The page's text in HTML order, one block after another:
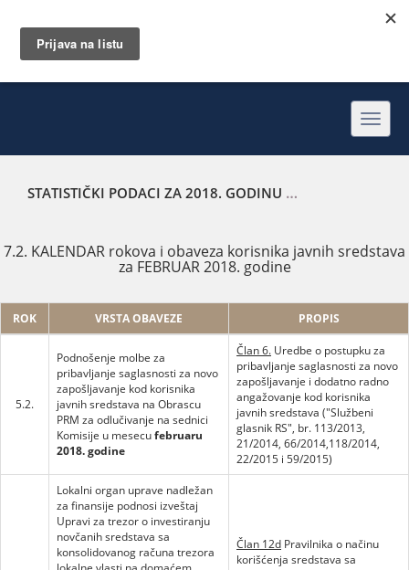
STATISTIČKI PODACI ZA 2018. GODINU
7.2. KALENDAR rokova i obaveza korisnika javnih sredstava
za FEBRUAR 2018. godine
ROK VRSTA OBAVEZE PROPIS
5.2.
Podnošenje molbe za
pribavljanje saglasnosti za novo
zapošljavanje kod korisnika
javnih sredstava na Obrascu
PRM za odlučivanje na sednici
Komisije u mesecufebruaru
2018. godine
Član 6. Uredbe o postupku za
pribavljanje saglasnosti za novo
zapošljavanje i dodatno radno
angažovanje kod korisnika
javnih sredstava ("Službeni
glasnik RS", br. 113/2013,
21/2014, 66/2014,118/2014,
22/2015 i 59/2015)
Lokalni organ uprave nadležan
za finansije podnosi izveštaj
Upravi za trezor o investiranju
novčanih sredstava sa
konsolidovanog računa trezora
Član 12d Pravilnika o načinu
korišćenja sredstava sa